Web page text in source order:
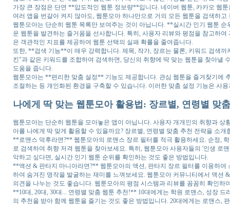
가장 큰 장점은 단연 **압도적인 웹툰 정보량**입니다. 네이버 웹툰, 카카오 웹
여러 앱을 번갈아 켜지 않아도, 웹툰모아 하나만으로 거의 모든 웹툰을 검색하
웹툰모아는 단순히 웹툰 목록만 보여주는 것이 아닙니다. **실시간 인기 웹툰
운 웹툰을 발견하는 즐거움을 선사합니다. 특히, 사용자 리뷰와 평점을 참고하
은 객관적인 지표를 제공하여 웹툰 선택의 실패 확률을 줄여줍니다.
또한, **검색 기능**이 매우 강력합니다. 제목, 작가, 장르는 물론, 키워드 검색
킨"과 같은 키워드를 조합하여 검색하면, 당신의 취향에 딱 맞는 웹툰을 찾아낼
도움을 줍니다.
웹툰모아는 **편리한 맞춤 설정** 기능도 제공합니다. 관심 웹툰을 즐겨찾기에
조절하는 등 개인화된 환경을 구축할 수 있습니다. 이러한 맞춤 설정 기능은 사
나에게 딱 맞는 웹툰모아 활용법: 장르별, 연령별 맞
웹툰모아는 단순히 웹툰을 모아놓은 앱이 아닙니다. 사용자 개개인의 취향과
아를 나에게 딱 맞게 활용할 수 있을까요? 장르별, 연령별 맞춤 추천 전략을 소개
**로맨스 덕후라면?** 웹툰모아의 로맨스 장르 필터를 적극 활용하세요. 순정,
로 검색하여 취향 저격 웹툰을 찾아보세요. 특히, 웹툰모아 사용자들의 '인생 로
악하고 싶다면, 실시간 인기 웹툰 순위를 확인하는 것도 좋은 방법입니다.
**액션 & 판타지 마니아라면?** 웹툰모아의 액션, 판타지 장르 필터를 이용하
하여 숨겨진 명작을 발굴하는 재미를 느껴보세요. 웹툰모아 커뮤니티에서 액
의견을 나누는 것도 좋습니다. 웹툰모아의 평점 시스템과 리뷰를 꼼꼼히 확인하
**10대, 20대, 30대... 연령별 맞춤 웹툰 추천!** 10대에게는 학원 로맨스, 성장
의 추천을 받아 함께 웹툰을 즐기는 것도 좋은 방법입니다. 20대에게는 로맨스,